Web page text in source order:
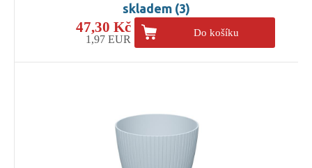
skladem (3)
47,30 Kč
1,97 EUR
Do košíku